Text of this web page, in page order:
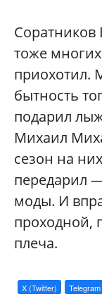
тоже
приохотил.
бытность
подарил
Михаил
сезон на
передарил
моды. И
проходной,
плеча.
X (Twitter) Telegram